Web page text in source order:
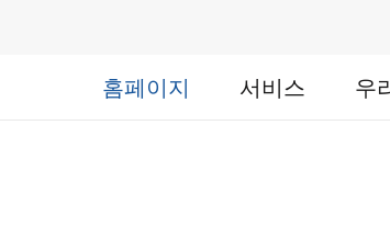
홈페이지 서비스 우